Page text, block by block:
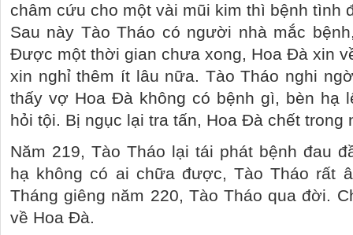
châm cứu cho một vài mũi kim thì bệnh tình
Sau này Tào Tháo có người nhà mắc
Được một thời gian chưa xong, Hoa Đà xin
xin nghỉ thêm ít lâu nữa. Tào Tháo nghi
thấy vợ Hoa Đà không có bệnh gì, bèn hạ
hỏi tội. Bị ngục lại tra tấn, Hoa Đà chết trong
Năm 219, Tào Tháo lại tái phát bệnh đau
hạ không có ai chữa được, Tào Tháo rất
Tháng giêng năm 220, Tào Tháo qua đời.
về Hoa Đà.